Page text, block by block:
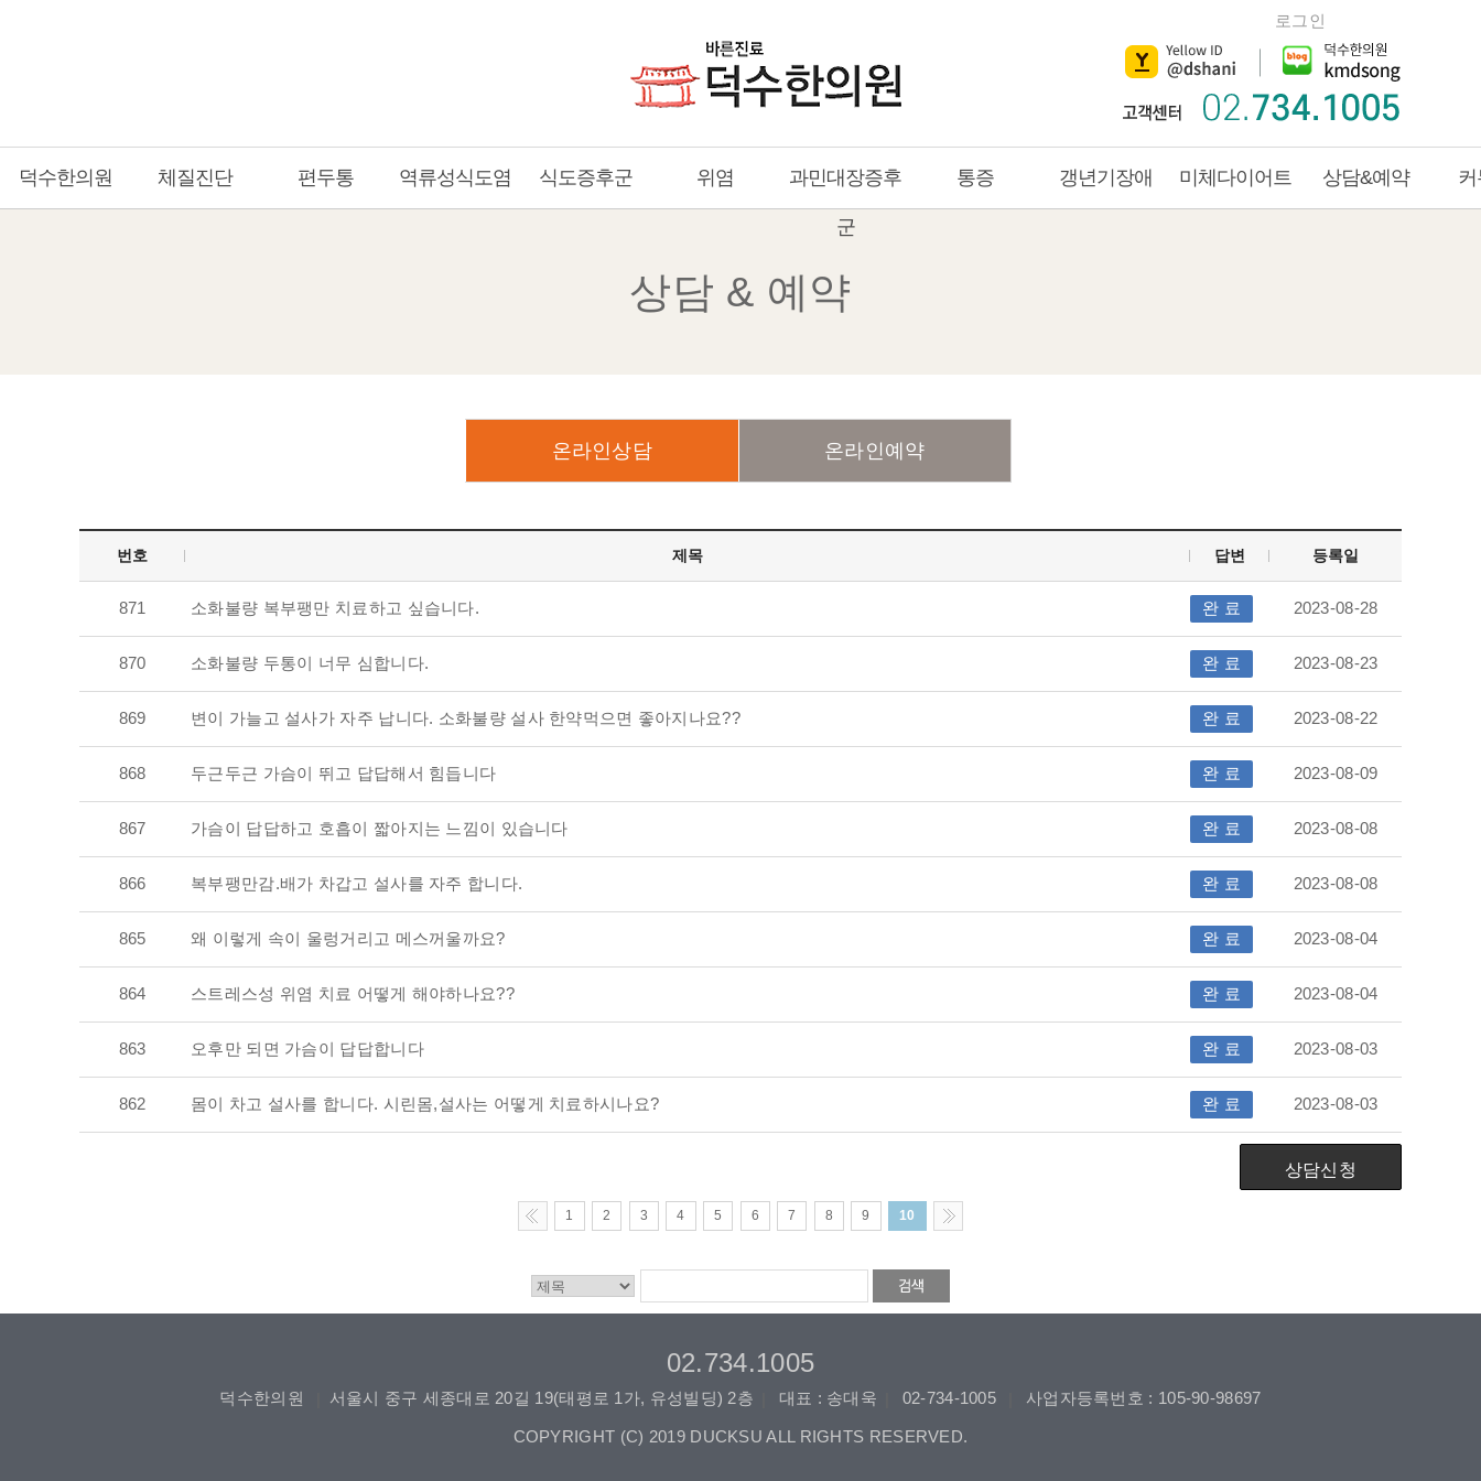
로그인
덕수한의원 체질진단 편두통 역류성식도염 식도증후군 위염 과민대장증후
군
통증 갱년기장애 미체다이어트 상담&예약
상담 & 예약
온라인상담 온라인예약
번호 제목 답변 등록일
871 소화불량 복부팽만 치료하고 싶습니다. 완 료 2023-08-28
870 소화불량 두통이 너무 심합니다. 완 료 2023-08-23
869 변이 가늘고 설사가 자주 납니다. 소화불량 설사 한약먹으면 좋아지나요?? 완 료 2023-08-22
868 두근두근 가슴이 뛰고 답답해서 힘듭니다 완 료 2023-08-09
867 가슴이 답답하고 호흡이 짧아지는 느낌이 있습니다 완 료 2023-08-08
866 복부팽만감.배가 차갑고 설사를 자주 합니다. 완 료 2023-08-08
865 왜 이렇게 속이 울렁거리고 메스꺼울까요? 완 료 2023-08-04
864 스트레스성 위염 치료 어떻게 해야하나요?? 완 료 2023-08-04
863 오후만 되면 가슴이 답답합니다 완 료 2023-08-03
862 몸이 차고 설사를 합니다. 시린몸,설사는 어떻게 치료하시나요? 완 료 2023-08-03
상담신청
Previous
1 2 3 4 5 6 7 8 9
10
>>
02.734.1005
덕수한의원 서울시 중구 세종대로 20길 19(태평로 1가, 유성빌딩) 2층 대표 : 송대욱 02-734-1005 사업자등록번호 : 105-90-98697
COPYRIGHT (C) 2019 DUCKSU ALL RIGHTS RESERVED.